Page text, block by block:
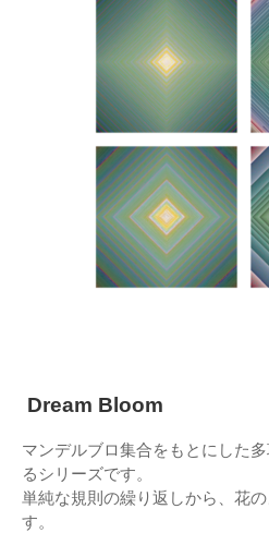
Dream Bloom
マンデルブロ集合をもとにした
るシリーズです。
単純な規則の繰り返しから、花
す。